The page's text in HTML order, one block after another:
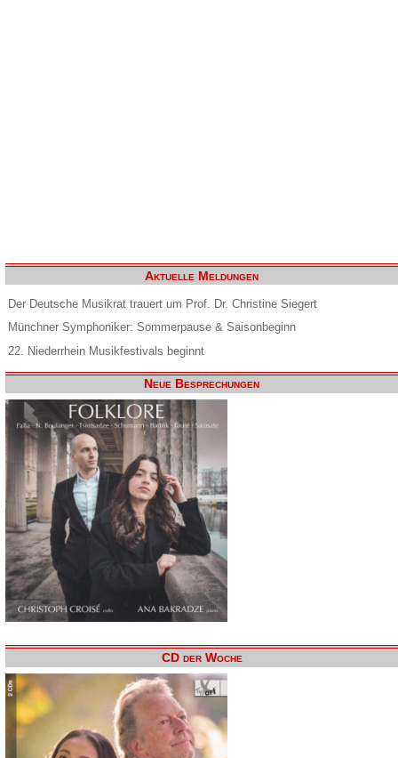
Aktuelle Meldungen
Der Deutsche Musikrat trauert um Prof. Dr. Christine Siegert
Münchner Symphoniker: Sommerpause & Saisonbeginn
22. Niederrhein Musikfestivals beginnt
Neue Besprechungen
CD der Woche